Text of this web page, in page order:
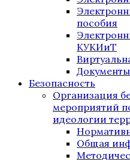
пособия
КУКИиТ
Документы
Безопасность
Организация
мероприятий
идеологии
Общая